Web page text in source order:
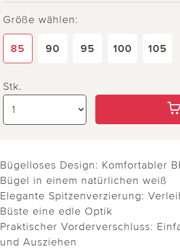
Größe wählen:
85 90 95 100 105
Stk.
Bügelloses Design: Komfortabler
Bügel in einem natürlichen weiß
Elegante Spitzenverzierung:
Büste eine edle Optik
Praktischer Vorderverschluss:
und Ausziehen